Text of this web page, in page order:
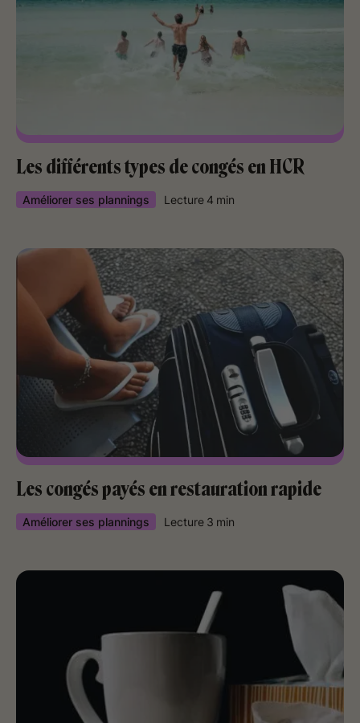
Les différents types de congés en HCR
Améliorer ses plannings Lecture 4 min
Les congés payés en restauration rapide
Améliorer ses plannings Lecture 3 min